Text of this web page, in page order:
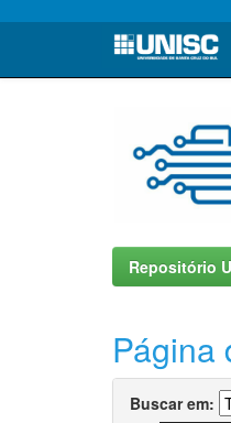
Skip
Repositório
Página
Buscar em: